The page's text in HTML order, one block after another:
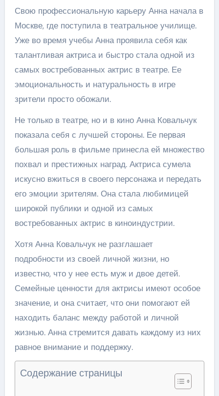
Свою профессиональную карьеру Анна начала в
Москве, где поступила в театральное училище.
Уже во время учебы Анна проявила себя как
талантливая актриса и быстро стала одной из
самых востребованных актрис в театре. Ее
эмоциональность и натуральность в игре
зрители просто обожали.
Не только в театре, но и в кино Анна Ковальчук
показала себя с лучшей стороны. Ее первая
большая роль в фильме принесла ей множество
похвал и престижных наград. Актриса сумела
искусно вжиться в своего персонажа и передать
его эмоции зрителям. Она стала любимицей
широкой публики и одной из самых
востребованных актрис в киноиндустрии.
Хотя Анна Ковальчук не разглашает
подробности из своей личной жизни, но
известно, что у нее есть муж и двое детей.
Семейные ценности для актрисы имеют особое
значение, и она считает, что они помогают ей
находить баланс между работой и личной
жизнью. Анна стремится давать каждому из них
равное внимание и поддержку.
Содержание страницы